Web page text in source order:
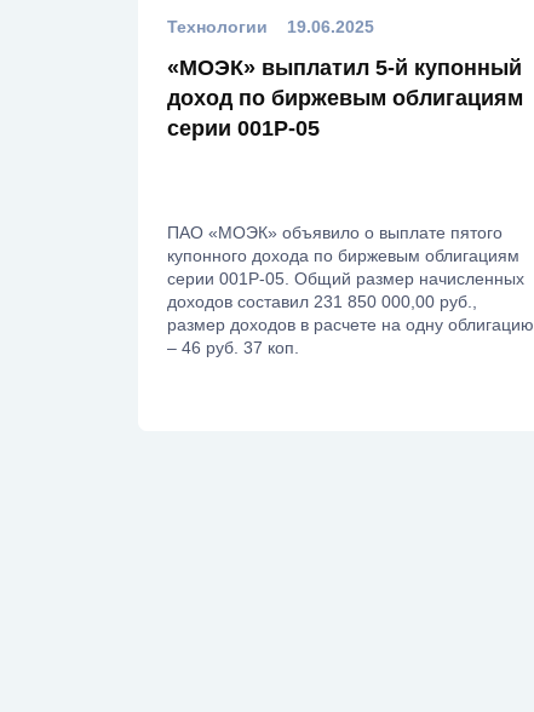
Технологии 19.06.2025
«МОЭК» выплатил 5-й купонный
доход по биржевым облигациям
серии 001Р-05
ПАО «МОЭК» объявило о выплате пятого
купонного дохода по биржевым облигациям
серии 001Р-05. Общий размер начисленных
доходов составил 231 850 000,00 руб.,
размер доходов в расчете на одну облигацию
– 46 руб. 37 коп.